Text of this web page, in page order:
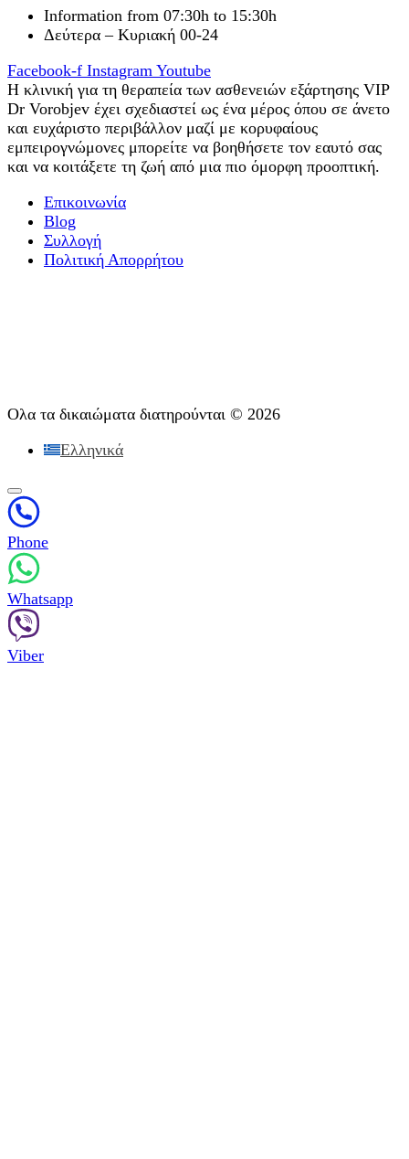
Information from 07:30h to 15:30h
Δεύτερα – Κυριακή 00-24
Facebook-f Instagram Youtube
Η κλινική για τη θεραπεία των ασθενειών εξάρτησης VIP
Dr Vorobjev έχει σχεδιαστεί ως ένα μέρος όπου σε άνετο
και ευχάριστο περιβάλλον μαζί με κορυφαίους
εμπειρογνώμονες μπορείτε να βοηθήσετε τον εαυτό σας
και να κοιτάξετε τη ζωή από μια πιο όμορφη προοπτική.
Επικοινωνία
Blog
Συλλογή
Πολιτική Απορρήτου
Ολα τα δικαιώματα διατηρούνται © 2026
Ελληνικά
Phone
Whatsapp
Viber